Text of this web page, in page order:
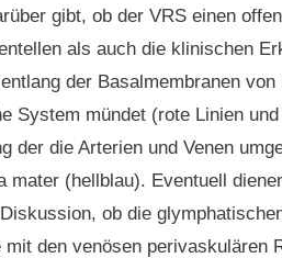
gibt, ob der VRS einen
als auch die klinischen
der Basalmembranen
System mündet (rote Linien
der die Arterien und Venen
mater (hellblau). Eventuell
ob die
den venösen perivaskulären